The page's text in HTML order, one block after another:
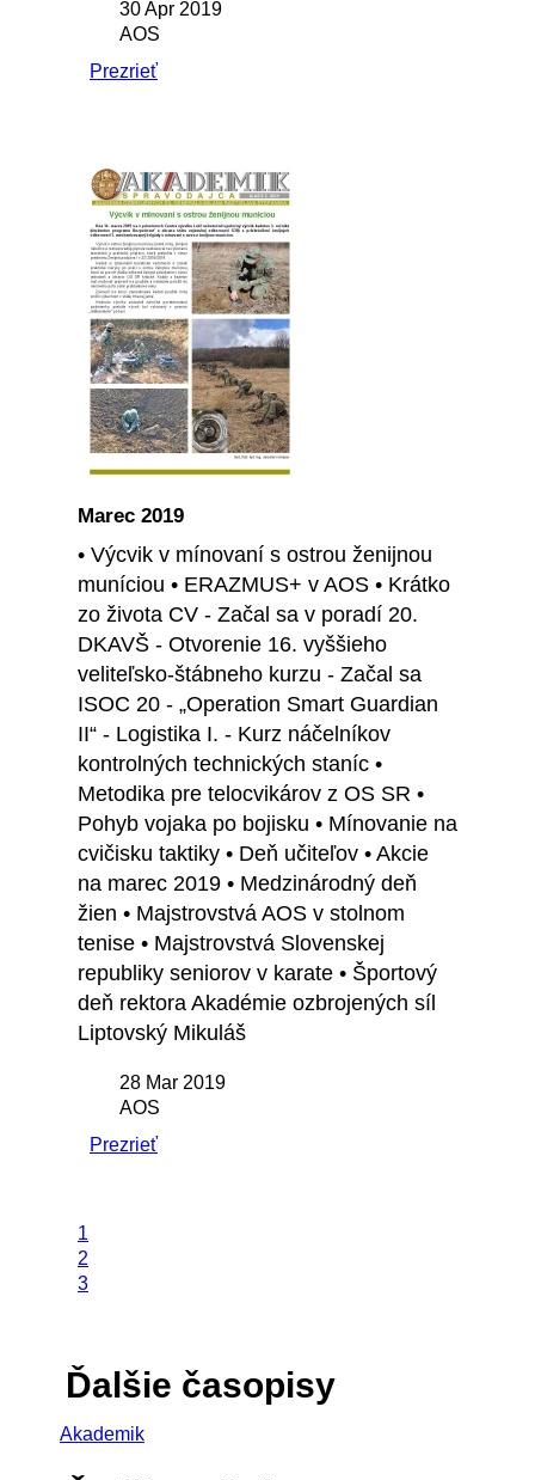
30 Apr 2019
AOS
Prezrieť
Marec 2019
• Výcvik v mínovaní s ostrou ženijnou
muníciou • ERAZMUS+ v AOS • Krátko
zo života CV - Začal sa v poradí 20.
DKAVŠ - Otvorenie 16. vyššieho
veliteľsko-štábneho kurzu - Začal sa
ISOC 20 - „Operation Smart Guardian
II“ - Logistika I. - Kurz náčelníkov
kontrolných technických staníc •
Metodika pre telocvikárov z OS SR •
Pohyb vojaka po bojisku • Mínovanie na
cvičisku taktiky • Deň učiteľov • Akcie
na marec 2019 • Medzinárodný deň
žien • Majstrovstvá AOS v stolnom
tenise • Majstrovstvá Slovenskej
republiky seniorov v karate • Športový
deň rektora Akadémie ozbrojených síl
Liptovský Mikuláš
28 Mar 2019
AOS
Prezrieť
1
2
3
Ďalšie časopisy
Akademik